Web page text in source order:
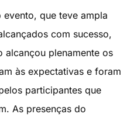
que teve ampla
com sucesso,
alcançou plenamente os
às expectativas e foram
participantes que
As presenças do